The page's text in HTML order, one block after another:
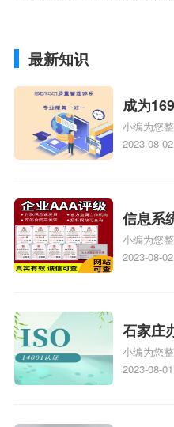
最新知识
成为
16949
小编为您
能成为注
2023-08-02
信息系
级费用
务资质
小编为您
证证书机
体系认证
2023-08-02
石家庄
家庄
小编为您
庄9000认
2023-08-01